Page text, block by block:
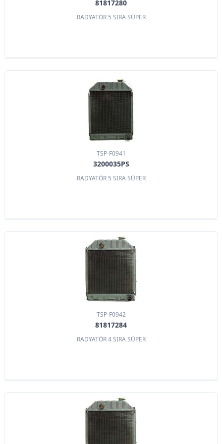
81817280
RADYATÖR 5 SIRA SÜPER
TSP-F0941
3200035PS
RADYATÖR 5 SIRA SÜPER
TSP-F0942
81817284
RADYATÖR 4 SIRA SÜPER